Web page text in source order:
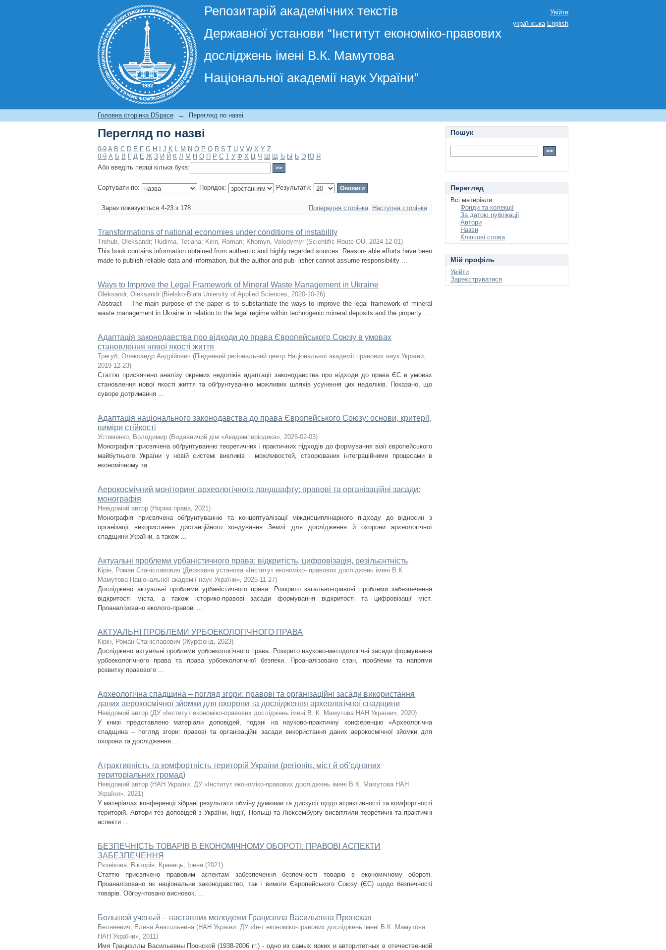
Репозитарій академічних текстів
Державної установи “Інститут економіко-правових
досліджень імені В.К. Мамутова
Національної академії наук України”
Перегляд по назві
Увійти
українська English
Головна сторінка DSpace → Перегляд по назві
Перегляд по назві
0-9 A B C D E F G H J K L M N O P Q R S T U V W X Y Z
0-9 А Б В Г Д Е Ж З И Й К Л М Н О П Р С Т У Ф Х Ц Ч Ш Щ Ъ Ы Ь Э Ю Я
Або введіть перші кілька букв:
Сортувати по: Порядок: Результати:
Зараз показуються 4-23 з 178 Попередня сторінка Наступна сторінка
Transformations of national economies under conditions of instability
Trehub, Oleksandr; Hudima, Tetіana; Kirin, Roman; Khomyn, Volodymyr (Scientific Route OÜ, 2024-12-01)
This book contains information obtained from authentic and highly regarded sources. Reason- able efforts have been
made to publish reliable data and information, but the author and pub- lisher cannot assume responsibility ...
Ways to Improve the Legal Framework of Mineral Waste Management in Ukraine
Oleksandr, Oleksandr (Bielsko-Biała Uniersity of Applied Sciences, 2020-10-26)
Abstract— The main purpose of the paper is to substantiate the ways to improve the legal framework of mineral
waste management in Ukraine in relation to the legal regime within technogenic mineral deposits and the property ...
Адаптація законодавства про відходи до права Європейського Союзу в умовах
становлення нової якості життя
Трегуб, Олександр Андрійович (Південний регіональний центр Національної академії правових наук України,
2019-12-23)
Статтю присвячено аналізу окремих недоліків адаптації законодавства про відходи до права ЄС в умовах
становлення нової якості життя та обґрунтуванню можливих шляхів усунення цих недоліків. Показано, що
суворе дотримання ...
Адаптація національного законодавства до права Європейського Союзу: основи, критерії,
виміри стійкості
Устименко, Володимир (Видавничий дім «Академперіодика», 2025-02-03)
Монографія присвячена обґрунтуванню теоретичних і практичних підходів до формування візії європейського
майбутнього України у новій системі викликів і можливостей, створюваних інтеграційними процесами в
економічному та ...
Аерокосмічний моніторинг археологічного ландшафту: правові та організаційні засади:
монографія
Невідомий автор (Норма права, 2021)
Монографія присвячена обґрунтуванню та концептуалізації міждисциплінарного підходу до відносин з
організації використання дистанційного зондування Землі для дослідження й охорони археологічної
спадщини України, а також ...
Актуальні проблеми урбаністичного права: відкритість, цифровізація, резільєнтність
Кірін, Роман Станіславович (Державна установа «Інститут економіко- правових досліджень імені В.К.
Мамутова Національної академії наук України», 2025-11-27)
Досліджено актуальні проблеми урбаністичного права. Розкрито загально-правові проблеми забезпечення
відкритості міста, а також історико-правові засади формування відкритості та цифровізації міст.
Проаналізовано еколого-правові ...
АКТУАЛЬНІ ПРОБЛЕМИ УРБОЕКОЛОГІЧНОГО ПРАВА
Кірін, Роман Станіславович (Журфонд, 2023)
Досліджено актуальні проблеми урбоекологічного права. Розкрито науково-методологічні засади формування
урбоекологічного права та права урбоекологічної безпеки. Проаналізовано стан, проблеми та напрями
розвитку правового ...
Археологічна спадщина – погляд згори: правові та організаційні засади використання
даних аерокосмічної зйомки для охорони та дослідження археологічної спадщини
Невідомий автор (ДУ «Інститут економіко-правових досліджень імені В. К. Мамутова НАН України», 2020)
У книзі представлено матеріали доповідей, подані на науково-практичну конференцію «Археологічна
спадщина – погляд згори: правові та організаційні засади використання даних аерокосмічної зйомки для
охорони та дослідження ...
Атрактивність та комфортність територій України (регіонів, міст й об’єднаних
територіальних громад)
Невідомий автор (НАН України. ДУ «Інститут економіко-правових досліджень імені В.К. Мамутова НАН
України», 2021)
У матеріалах конференції зібрані результати обміну думками та дискусії щодо атрактивності та комфортності
територій. Автори тез доповідей з України, Індії, Польщі та Люксембургу висвітлили теоретичні та практичні
аспекти ...
БЕЗПЕЧНІСТЬ ТОВАРІВ В ЕКОНОМІЧНОМУ ОБОРОТІ: ПРАВОВІ АСПЕКТИ
ЗАБЕЗПЕЧЕННЯ
Рєзнікова, Вікторія; Кравець, Ірина (2021)
Статтю присвячено правовим аспектам забезпечення безпечності товарів в економічному обороті.
Проаналізовано як національне законодавство, так і вимоги Європейського Союзу (ЄС) щодо безпечності
товарів. Обґрунтовано висновок, ...
Большой ученый – наставник молодежи Грациэлла Васильевна Пронская
Беляневич, Елена Анатольевна (НАН України. ДУ «Ін-т економіко-правових досліджень імені В.К. Мамутова
НАН України», 2011)
Имя Грациэллы Васильевны Пронской (1938-2006 гг.) - одно из самых ярких и авторитетных в отечественной
Пошук
Перегляд
Всі матеріали
Фонди та колекції
За датою публікації
Автори
Назви
Ключові слова
Мій профіль
Увійти
Зареєструватися